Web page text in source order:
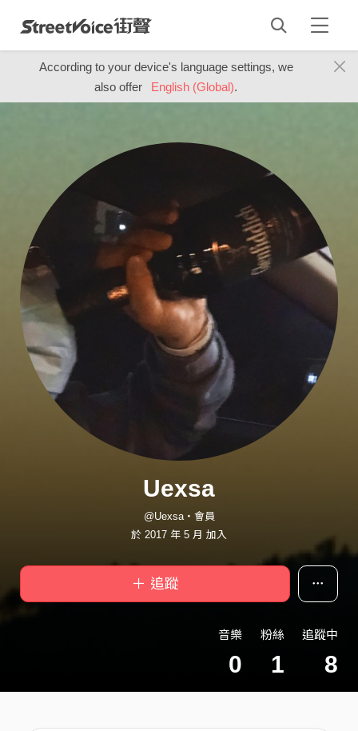
According to your device's language settings, we
also offer
English (Global).
Uexsa
@Uexsa・會員
於 2017 年 5 月 加入
＋ 追蹤
音樂
0
粉絲
1
追蹤中
8